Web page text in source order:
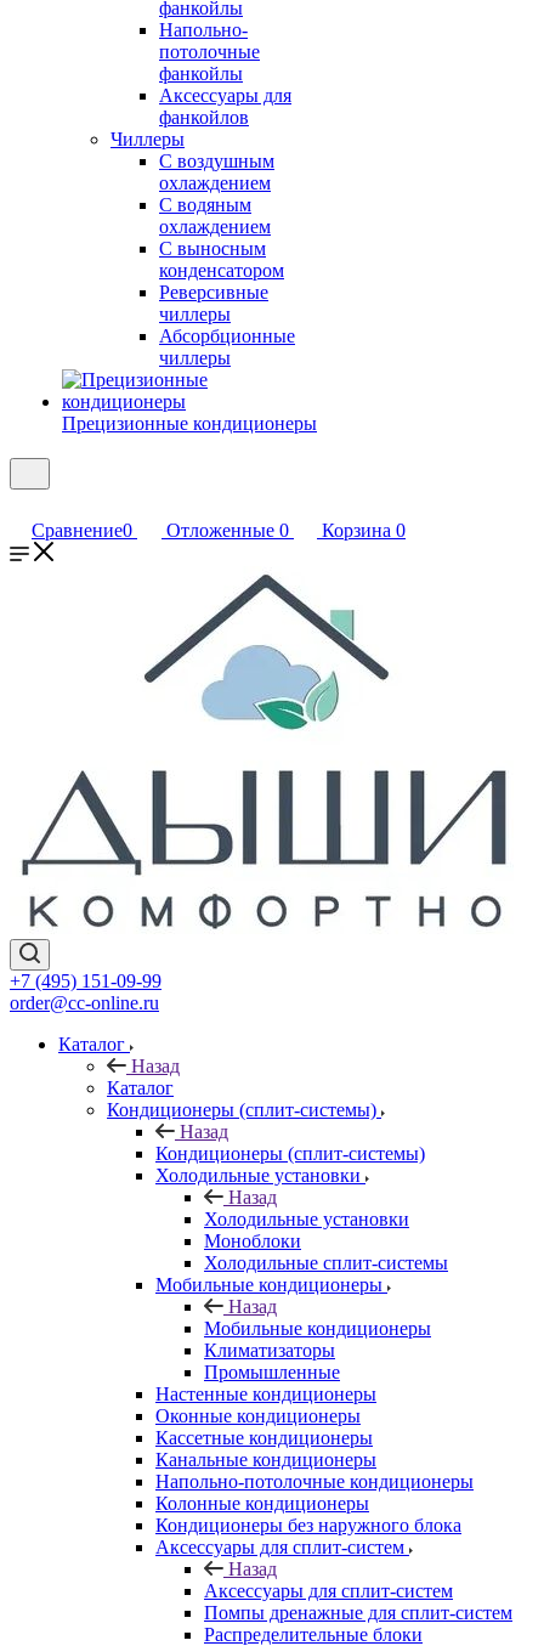
фанкойлы
Напольно-
потолочные
фанкойлы
Аксессуары для
фанкойлов
Чиллеры
С воздушным
охлаждением
С водяным
охлаждением
С выносным
конденсатором
Реверсивные
чиллеры
Абсорбционные
чиллеры
Прецизионные кондиционеры
Сравнение0 Отложенные 0 Корзина 0
+7 (495) 151-09-99
order@cc-online.ru
Каталог
Назад
Каталог
Кондиционеры (сплит-системы)
Назад
Кондиционеры (сплит-системы)
Холодильные установки
Назад
Холодильные установки
Моноблоки
Холодильные сплит-системы
Мобильные кондиционеры
Назад
Мобильные кондиционеры
Климатизаторы
Промышленные
Настенные кондиционеры
Оконные кондиционеры
Кассетные кондиционеры
Канальные кондиционеры
Напольно-потолочные кондиционеры
Колонные кондиционеры
Кондиционеры без наружного блока
Аксессуары для сплит-систем
Назад
Аксессуары для сплит-систем
Помпы дренажные для сплит-систем
Распределительные блоки